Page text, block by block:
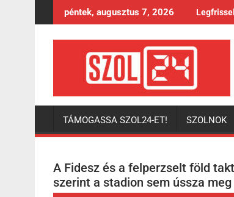
to
péntek, augusztus 7, 2026
TÁMOGASSA SZOL24-ET! SZOLNOK
A Fidesz és a felperzselt föld
szerint a stadion sem ússza meg